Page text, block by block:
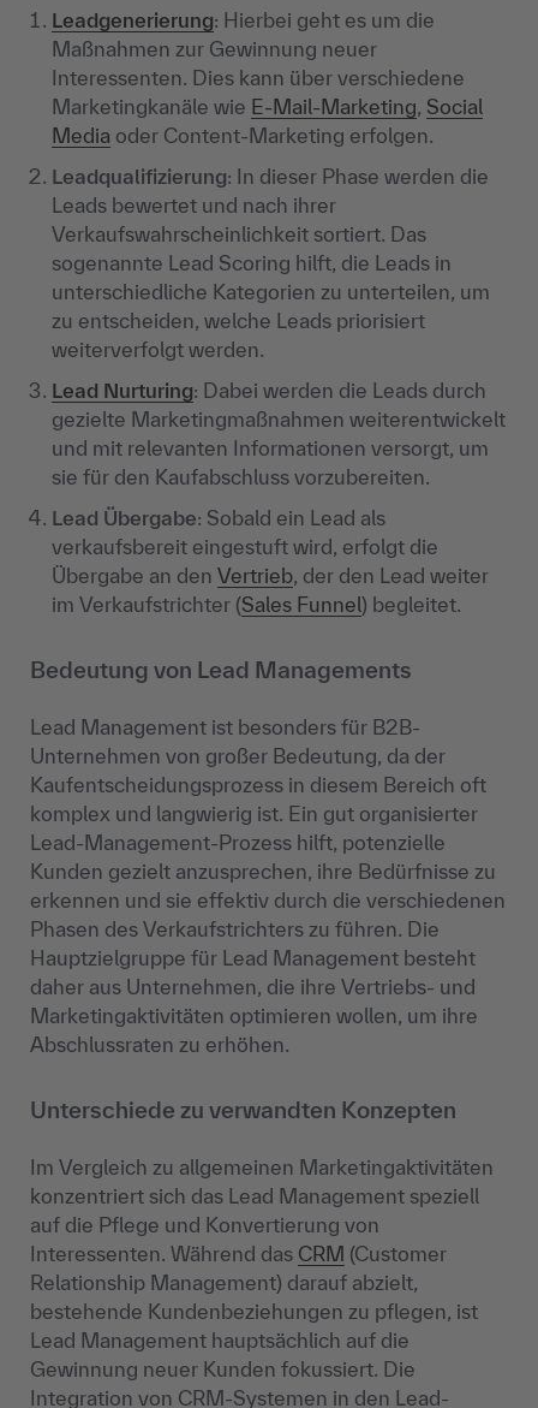
Leadgenerierung: Hierbei geht es um die
Maßnahmen zur Gewinnung neuer
Interessenten. Dies kann über verschiedene
Marketingkanäle wie E-Mail-Marketing, Social
Media oder Content-Marketing erfolgen.
Leadqualifizierung: In dieser Phase werden die
Leads bewertet und nach ihrer
Verkaufswahrscheinlichkeit sortiert. Das
sogenannte Lead Scoring hilft, die Leads in
unterschiedliche Kategorien zu unterteilen, um
zu entscheiden, welche Leads priorisiert
weiterverfolgt werden.
Lead Nurturing: Dabei werden die Leads durch
gezielte Marketingmaßnahmen weiterentwickelt
und mit relevanten Informationen versorgt, um
sie für den Kaufabschluss vorzubereiten.
Lead Übergabe: Sobald ein Lead als
verkaufsbereit eingestuft wird, erfolgt die
Übergabe an den Vertrieb, der den Lead weiter
im Verkaufstrichter (Sales Funnel) begleitet.
Bedeutung von Lead Managements
Lead Management ist besonders für B2B-
Unternehmen von großer Bedeutung, da der
Kaufentscheidungsprozess in diesem Bereich oft
komplex und langwierig ist. Ein gut organisierter
Lead-Management-Prozess hilft, potenzielle
Kunden gezielt anzusprechen, ihre Bedürfnisse zu
erkennen und sie effektiv durch die verschiedenen
Phasen des Verkaufstrichters zu führen. Die
Hauptzielgruppe für Lead Management besteht
daher aus Unternehmen, die ihre Vertriebs- und
Marketingaktivitäten optimieren wollen, um ihre
Abschlussraten zu erhöhen.
Unterschiede zu verwandten Konzepten
Im Vergleich zu allgemeinen Marketingaktivitäten
konzentriert sich das Lead Management speziell
auf die Pflege und Konvertierung von
Interessenten. Während das CRM (Customer
Relationship Management) darauf abzielt,
bestehende Kundenbeziehungen zu pflegen, ist
Lead Management hauptsächlich auf die
Gewinnung neuer Kunden fokussiert. Die
Integration von CRM-Systemen in den Lead-